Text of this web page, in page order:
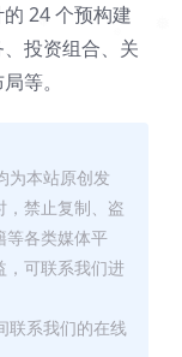
❅
24 个预构建
投资组合、关
等。
为本站原创发
，禁止复制、盗
等各类媒体平
，可联系我们进
联系我们的在线